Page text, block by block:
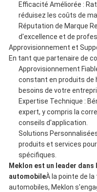
Efficacité Améliorée :
réduisez les coûts de
Réputation de Marque
d'excellence et de
Approvisionnement et
En tant que partenaire de
Approvisionnement
constant en produits de
besoins de votre
Expertise Technique :
expert, y compris la
conseils d'application.
Solutions
produits et services
spécifiques.
Meklon est un leader
automobileÀ la pointe de
automobiles, Meklon